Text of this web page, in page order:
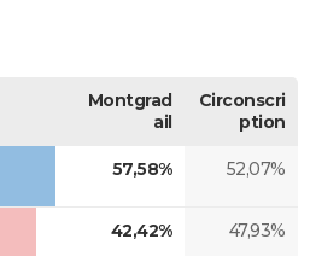
Montgrad
ail
Circonscri
ption
57,58% 52,07%
42,42% 47,93%